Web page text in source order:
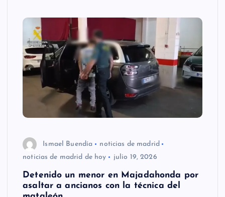
Ismael Buendía
noticias de madrid
noticias de madrid de hoy
julio 19, 2026
Detenido un menor en Majadahonda por
asaltar a ancianos con la técnica del